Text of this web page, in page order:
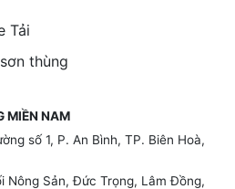
Tải
thùng
MIỀN NAM
số 1, P. An Bình, TP. Biên Hoà,
Nông Sản, Đức Trọng, Lâm Đồng,